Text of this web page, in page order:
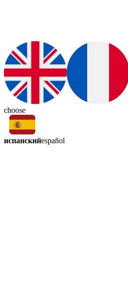
choose
испанскийespañol